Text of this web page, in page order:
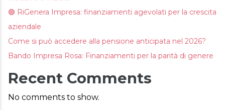
🟢 RiGenera Impresa: finanziamenti agevolati per la crescita
aziendale
Come si può accedere alla pensione anticipata nel 2026?
Bando Impresa Rosa: Finanziamenti per la parità di genere
Recent Comments
No comments to show.